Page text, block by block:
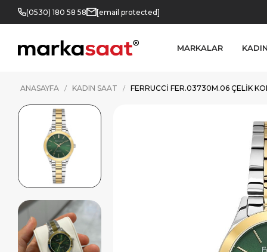
(0530) 180 58 58 [email protected]
MARKALAR
ANASAYFA KADIN SAAT FERRUCCI FER.03730M.06 ÇELIK